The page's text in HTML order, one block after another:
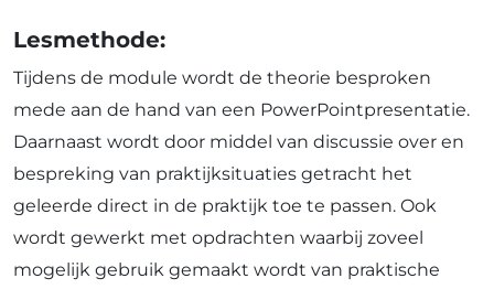
Lesmethode:
Tijdens de module wordt de theorie besproken
mede aan de hand van een PowerPointpresentatie.
Daarnaast wordt door middel van discussie over en
bespreking van praktijksituaties getracht het
geleerde direct in de praktijk toe te passen. Ook
wordt gewerkt met opdrachten waarbij zoveel
mogelijk gebruik gemaakt wordt van praktische